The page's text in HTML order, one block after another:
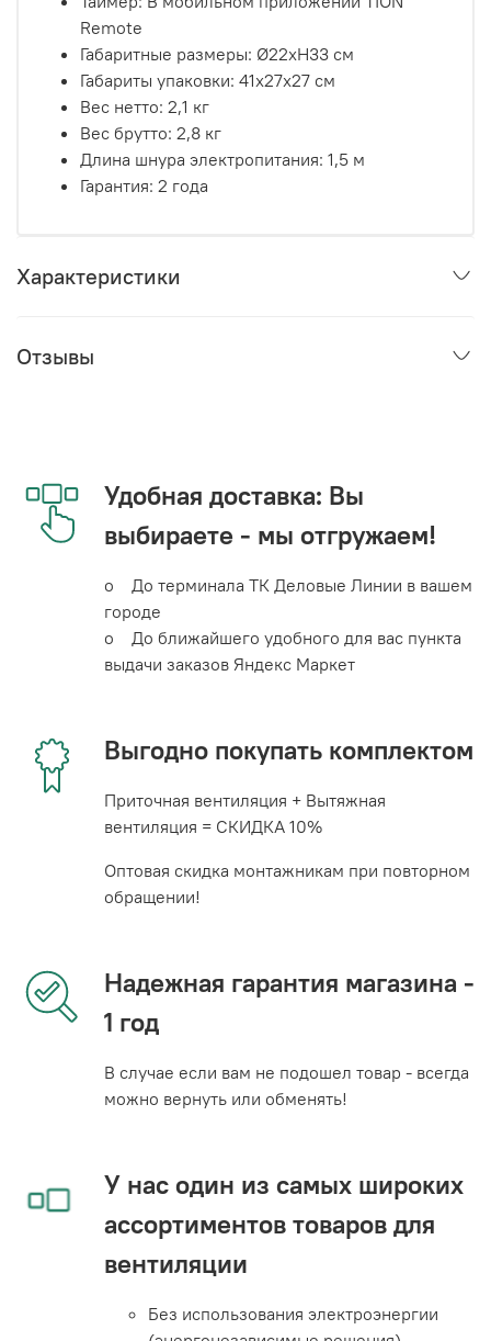
Remote
Габаритные размеры: Ø22xH33 cм
Габариты упаковки: 41х27х27 cм
Вес нетто: 2,1 кг
Вес брутто: 2,8 кг
Длина шнура электропитания: 1,5 м
Гарантия: 2 года
Характеристики
Отзывы
Удобная доставка: Вы
выбираете - мы отгружаем!
o До терминала ТК Деловые Линии в вашем
городе
o До ближайшего удобного для вас пункта
выдачи заказов Яндекс Маркет
Выгодно покупать комплектом
Приточная вентиляция + Вытяжная
вентиляция = СКИДКА 10%
Оптовая скидка монтажникам при повторном
обращении!
Надежная гарантия магазина -
1 год
В случае если вам не подошел товар - всегда
можно вернуть или обменять!
У нас один из самых широких
ассортиментов товаров для
вентиляции
Без использования электроэнергии